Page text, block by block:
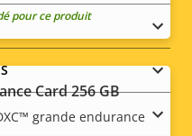
pour ce produit
Card 256 GB
grande endurance